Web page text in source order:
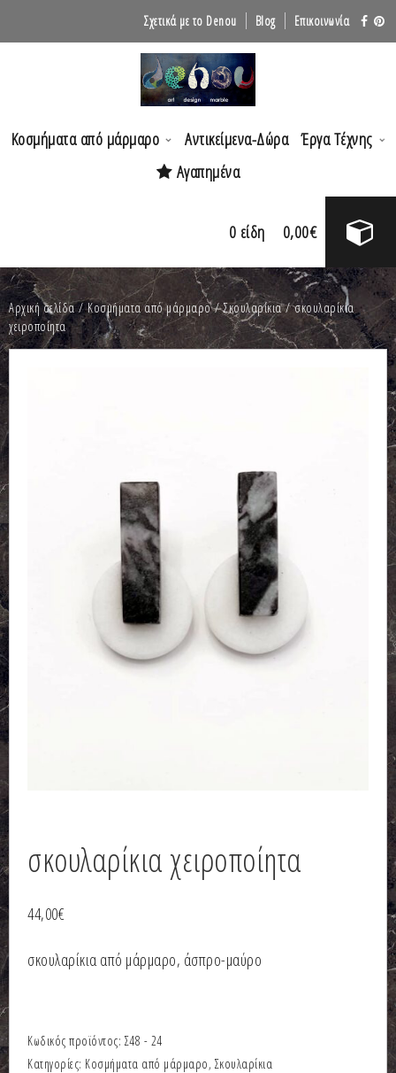
Σχετικά με το Denou Blog Επικοινωνία
Κοσμήματα από μάρμαρο Αντικείμενα-Δώρα Έργα Τέχνης
Αγαπημένα
0 είδη 0,00€
Αρχική σελίδα/Κοσμήματα από μάρμαρο/Σκουλαρίκια/ σκουλαρίκια
χειροποίητα
σκουλαρίκια χειροποίητα
44,00€
σκουλαρίκια από μάρμαρο, άσπρο-μαύρο
Κωδικός προϊόντος: Σ48 - 24
Κατηγορίες: Κοσμήματα από μάρμαρο, Σκουλαρίκια